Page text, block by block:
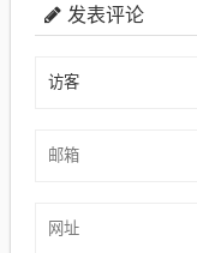
发表评论